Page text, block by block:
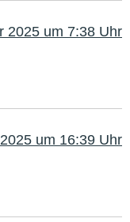
2025 um 7:38 Uhr
um 16:39 Uhr